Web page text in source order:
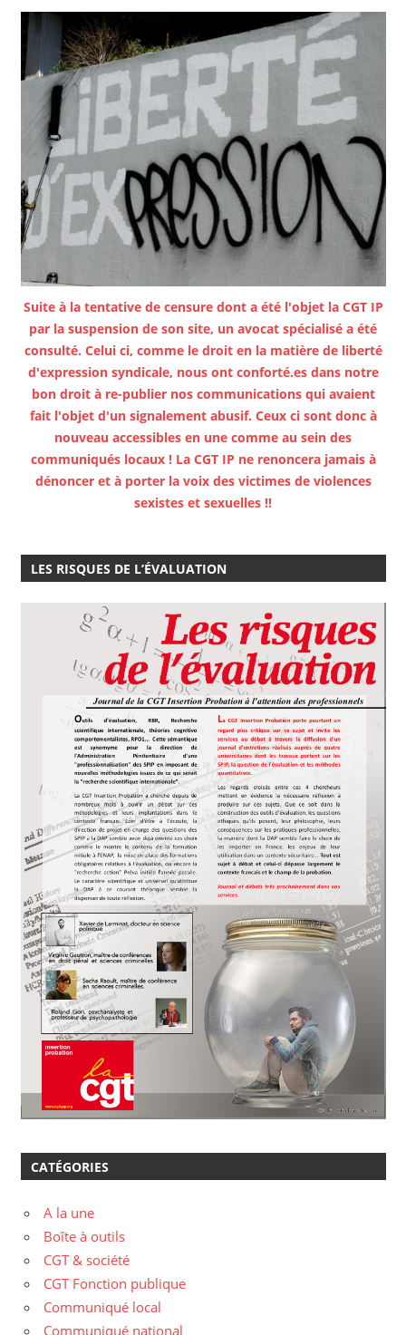
Suite à la tentative de censure dont a été l'objet la CGT IP
par la suspension de son site, un avocat spécialisé a été
consulté. Celui ci, comme le droit en la matière de liberté
d'expression syndicale, nous ont conforté.es dans notre
bon droit à re-publier nos communications qui avaient
fait l'objet d'un signalement abusif. Ceux ci sont donc à
nouveau accessibles en une comme au sein des
communiqués locaux ! La CGT IP ne renoncera jamais à
dénoncer et à porter la voix des victimes de violences
sexistes et sexuelles !!
LES RISQUES DE L’ÉVALUATION
CATÉGORIES
A la une
Boîte à outils
CGT & société
CGT Fonction publique
Communiqué local
Communiqué national